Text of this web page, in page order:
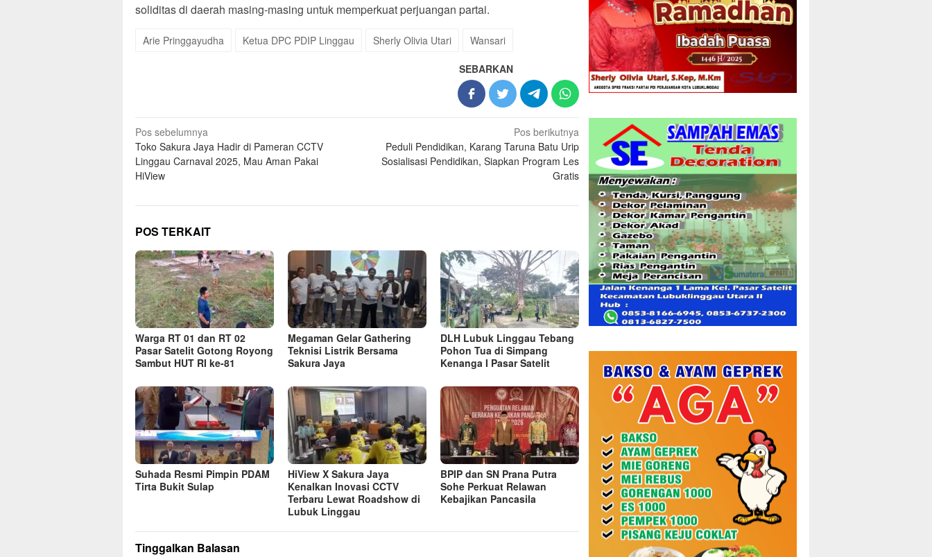
soliditas di daerah masing-masing untuk memperkuat perjuangan partai.
Arie Pringgayudha Ketua DPC PDIP Linggau Sherly Olivia Utari Wansari
SEBARKAN
Navigasi
pos
Pos sebelumnya
Toko Sakura Jaya Hadir di Pameran CCTV
Linggau Carnaval 2025, Mau Aman Pakai
HiView
Pos berikutnya
Peduli Pendidikan, Karang Taruna Batu Urip
Sosialisasi Pendidikan, Siapkan Program Les
Gratis
POS TERKAIT
Warga RT 01 dan RT 02
Pasar Satelit Gotong Royong
Sambut HUT RI ke-81
Megaman Gelar Gathering
Teknisi Listrik Bersama
Sakura Jaya
DLH Lubuk Linggau Tebang
Pohon Tua di Simpang
Kenanga I Pasar Satelit
Suhada Resmi Pimpin PDAM
Tirta Bukit Sulap
HiView X Sakura Jaya
Kenalkan Inovasi CCTV
Terbaru Lewat Roadshow di
Lubuk Linggau
BPIP dan SN Prana Putra
Sohe Perkuat Relawan
Kebajikan Pancasila
Tinggalkan Balasan